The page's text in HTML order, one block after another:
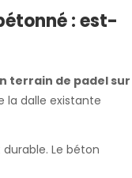
: est-
terrain de padel sur
la dalle existante
Le béton